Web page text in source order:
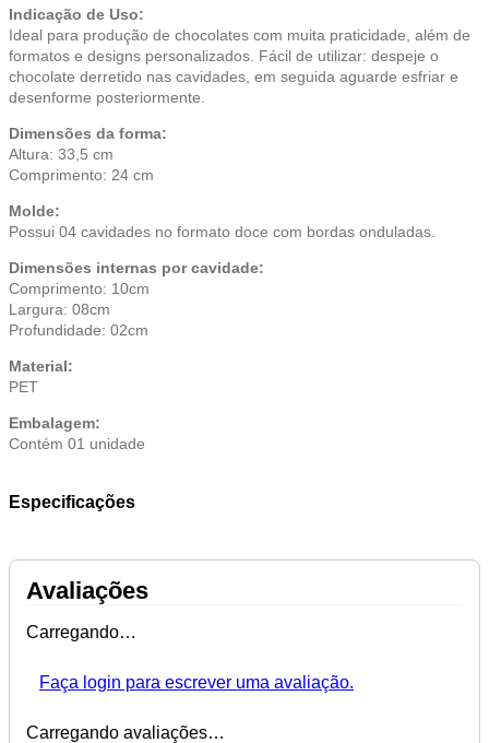
Indicação de Uso:
Ideal para produção de chocolates com muita praticidade, além de
formatos e designs personalizados. Fácil de utilizar: despeje o
chocolate derretido nas cavidades, em seguida aguarde esfriar e
desenforme posteriormente.
Dimensões da forma:
Altura: 33,5 cm
Comprimento: 24 cm
Molde:
Possui 04 cavidades no formato doce com bordas onduladas.
Dimensões internas por cavidade:
Comprimento: 10cm
Largura: 08cm
Profundidade: 02cm
Material:
PET
Embalagem:
Contém 01 unidade
Especificações
Avaliações
Carregando…
Faça login para escrever uma avaliação.
Carregando avaliações…